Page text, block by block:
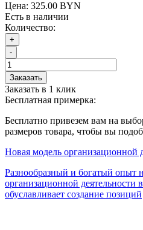
Цена: 325.00 BYN
Есть в наличии
Количество:
+
-
Заказать
Заказать в 1 клик
Бесплатная примерка:
Бесплатно привезем вам на
размеров товара, чтобы вы
Новая модель организационной
Разнообразный и богатый опыт
организационной деятельности
обуславливает создание позиций